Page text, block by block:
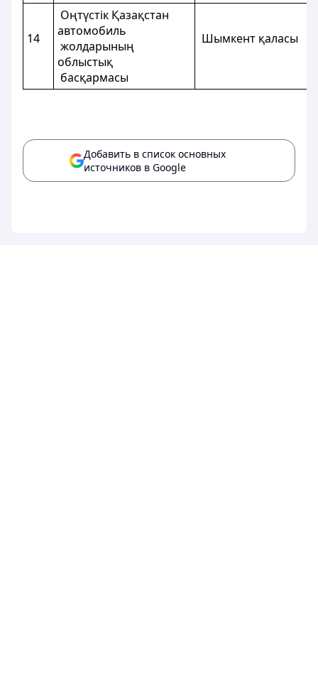
14
Оңтүстік Қазақстан
автомобиль
жолдарының
облыстық
басқармасы
Шымкент
Добавить в список основных
источников в Google